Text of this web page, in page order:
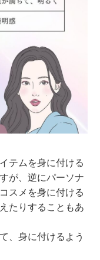
テムを身に付ける
が、逆にパーソナ
スメを身に付ける
たりすることもあ
、身に付けるよう